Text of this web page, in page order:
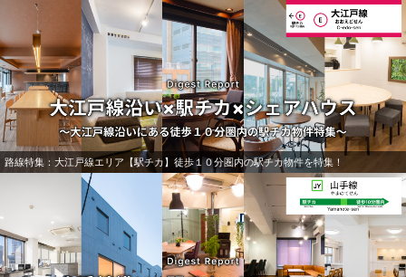
路線特集：大江戸線エリア【駅チカ】徒歩１０分圏内の駅チカ物件を特集！